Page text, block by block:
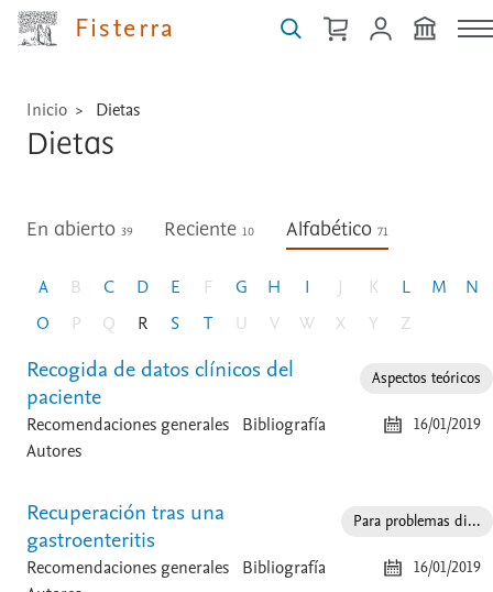
Fisterra
Inicio Dietas
Dietas
En abierto 39 Reciente10 Alfabético 71
A B C D E F G H I J K L M
N
O
P Q R S T U V W X Y Z
Aspectos teóricos
16/01/2019
Recogida de datos clínicos del
paciente
Recomendaciones generales Bibliografía
Autores
Para problemas di...
16/01/2019
Recuperación tras una
gastroenteritis
Recomendaciones generales Bibliografía